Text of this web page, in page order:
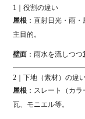
1｜役割の違い
屋根 ：直射日光・雨・
主目的。
壁面 ：雨水を流しつつ
2｜下地（素材）の違
屋根 ：スレート（カ
瓦、モニエル等。